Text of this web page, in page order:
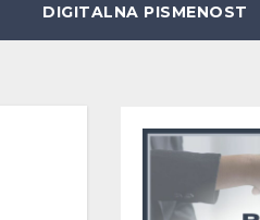
DIGITALNA PISMENOST